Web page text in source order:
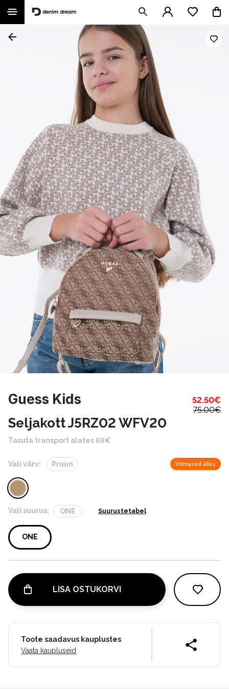
Guess Kids 52.50€
75.00€
Seljakott J5RZ02 WFV20
Tasuta transport alates 69€
Vali värv: Pruun Viimased alles
Vali suurus: ONE Suurustetabel
ONE
LISA OSTUKORVI
Toote saadavus kauplustes
Vaata kaupluseid